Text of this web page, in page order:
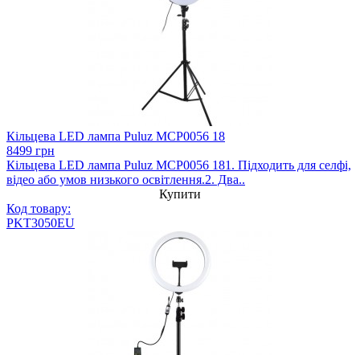
Кільцева LED лампа Puluz MCP0056 18
8499 грн
Кільцева LED лампа Puluz MCP0056 181. Підходить для селфі,
відео або умов низького освітлення.2. Два..
Купити
Код товару:
PKT3050EU